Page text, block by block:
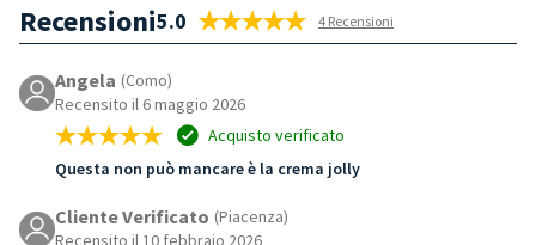
Recensioni5.0 4 Recensioni
Angela (Como)
Recensito il 6 maggio 2026
Acquisto verificato
Questa non può mancare è la crema jolly
Cliente Verificato (Piacenza)
Recensito il 10 febbraio 2026